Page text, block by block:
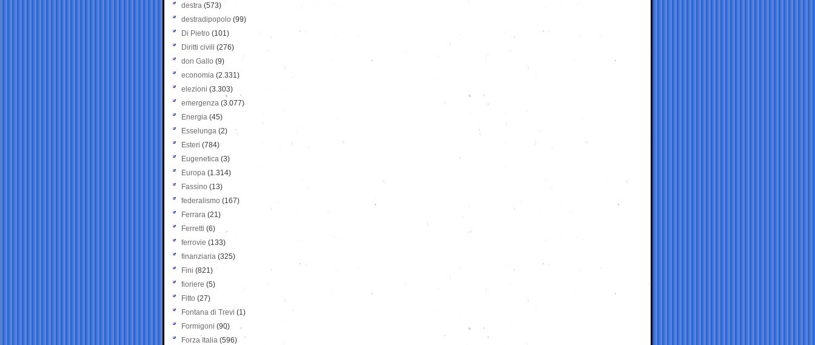
destra (573)
destradipopolo (99)
Di Pietro (101)
Diritti civili (276)
don Gallo (9)
economia (2.331)
elezioni (3.303)
emergenza (3.077)
Energia (45)
Esselunga (2)
Esteri (784)
Eugenetica (3)
Europa (1.314)
Fassino (13)
federalismo (167)
Ferrara (21)
Ferretti (6)
ferrovie (133)
finanziaria (325)
Fini (821)
fioriere (5)
Fitto (27)
Fontana di Trevi (1)
Formigoni (90)
Forza Italia (596)